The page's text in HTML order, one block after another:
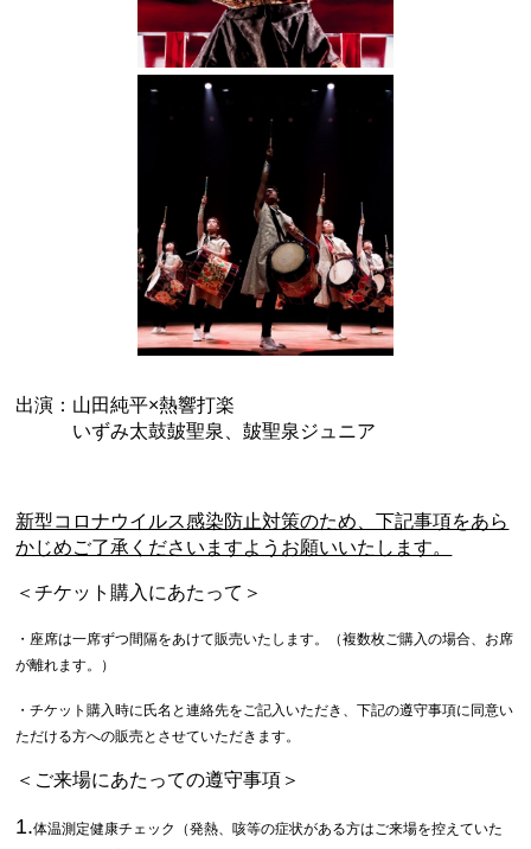
出演：山田純平×熱響打楽
いずみ太鼓皷聖泉、皷聖泉ジュニア
新型コロナウイルス感染防止対策のため、下記事項をあら
かじめご了承くださいますようお願いいたします。
＜チケット購入にあたって＞
・座席は一席ずつ間隔をあけて販売いたします。
（複数枚ご購入の場合、お席
が離れます。）
・チケット購入時に氏名と連絡先をご記入いただき、下記の遵守事項に同意い
ただける方への販売とさせていただきます。
＜ご来場にあたっての遵守事項＞
1.体温測定健康チェック（発熱、咳等の症状がある方はご来場を控えていた